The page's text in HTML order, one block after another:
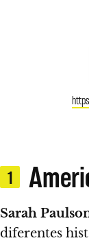
1
Sarah
diferentes